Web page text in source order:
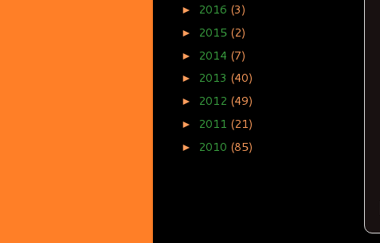
► 2016 (3)
► 2015 (2)
► 2014 (7)
► 2013 (40)
► 2012 (49)
► 2011 (21)
► 2010 (85)